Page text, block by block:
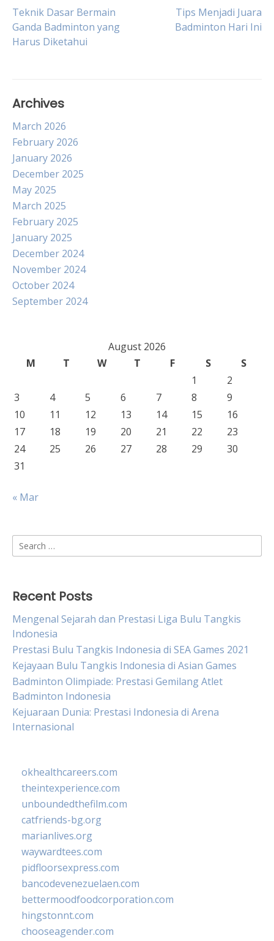
Post
navigation
Teknik Dasar Bermain
Ganda Badminton yang
Harus Diketahui
Tips Menjadi Juara
Badminton Hari Ini
Archives
March 2026
February 2026
January 2026
December 2025
May 2025
March 2025
February 2025
January 2025
December 2024
November 2024
October 2024
September 2024
August 2026
M
T W T F S
S
1
2
3
4 5 6 7 8
9
10
11 12 13 14 15
16
17
18 19 20 21 22
23
24
25 26 27 28 29
30
31
« Mar
Search
for:
Recent Posts
Mengenal Sejarah dan Prestasi Liga Bulu Tangkis
Indonesia
Prestasi Bulu Tangkis Indonesia di SEA Games 2021
Kejayaan Bulu Tangkis Indonesia di Asian Games
Badminton Olimpiade: Prestasi Gemilang Atlet
Badminton Indonesia
Kejuaraan Dunia: Prestasi Indonesia di Arena
Internasional
okhealthcareers.com
theintexperience.com
unboundedthefilm.com
catfriends-bg.org
marianlives.org
waywardtees.com
pidfloorsexpress.com
bancodevenezuelaen.com
bettermoodfoodcorporation.com
hingstonnt.com
chooseagender.com